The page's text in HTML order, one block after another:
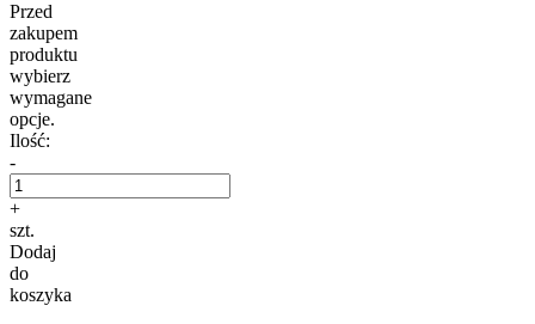
Przed
zakupem
produktu
wybierz
wymagane
opcje.
Ilość:
-
+
szt.
Dodaj
do
koszyka